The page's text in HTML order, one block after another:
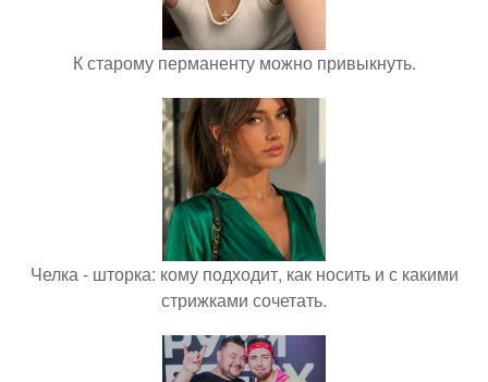
К старому перманенту можно привыкнуть.
Челка - шторка: кому подходит, как носить и с какими
стрижками сочетать.